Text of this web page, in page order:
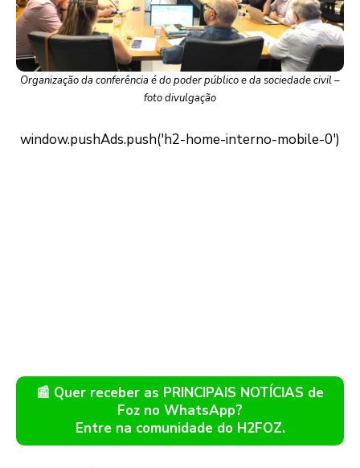
Organização da conferência é do poder público e da sociedade civil –
foto divulgação
📰 Quer receber as PRINCIPAIS NOTÍCIAS de
Foz no WhatsApp?
Entre na comunidade do H2FOZ.